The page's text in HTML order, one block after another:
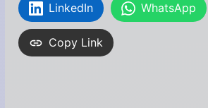
LinkedIn WhatsApp
Copy Link